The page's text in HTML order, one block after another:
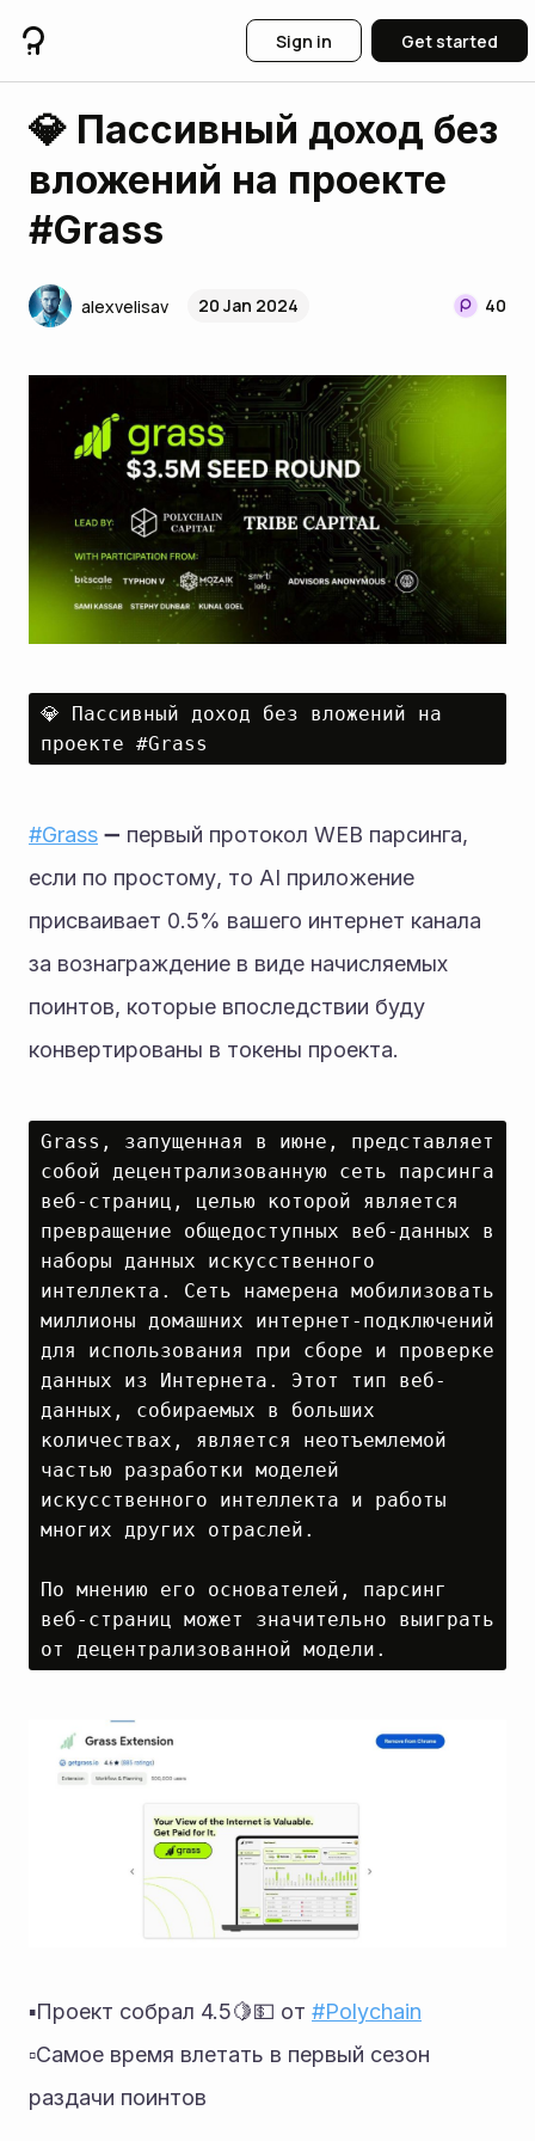
Sign in Get started
💎 Пассивный доход без
вложений на проекте
#Grass
alexvelisav 20 Jan 2024 40
💎 Пассивный доход без вложений на
проекте #Grass
#Grass ➖ первый протокол WEB парсинга,
если по простому, то AI приложение
присваивает 0.5% вашего интернет канала
за вознаграждение в виде начисляемых
поинтов, которые впоследствии буду
конвертированы в токены проекта.
Grass, запущенная в июне, представляет
собой децентрализованную сеть парсинга
веб-страниц, целью которой является
превращение общедоступных веб-данных в
наборы данных искусственного
интеллекта. Сеть намерена мобилизовать
миллионы домашних интернет-подключений
для использования при сборе и проверке
данных из Интернета. Этот тип веб-
данных, собираемых в больших
количествах, является неотъемлемой
частью разработки моделей
искусственного интеллекта и работы
многих других отраслей.
По мнению его основателей, парсинг
веб-страниц может значительно выиграть
от децентрализованной модели.
▪️Проект собрал 4.5🍋💵 от #Polychain
▫️Самое время влетать в первый сезон
раздачи поинтов